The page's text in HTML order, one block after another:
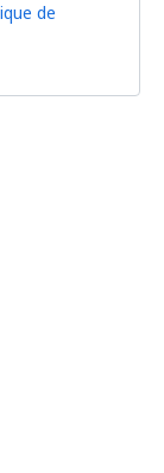
de